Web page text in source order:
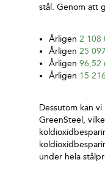
stål. Genom att
Årligen 2 108
Årligen 25
Årligen 96,52
Årligen 15
Dessutom kan
GreenSteel,
under hela